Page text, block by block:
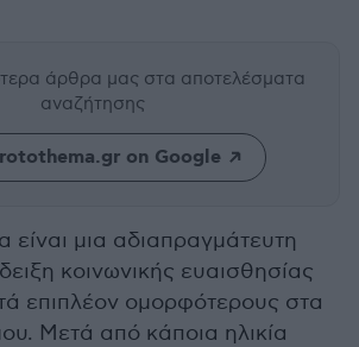
άρθρα μας στα αποτελέσματα
αναζήτησης
on Google
είναι μια αδιαπραγμάτευτη
κοινωνικής ευαισθησίας
επιπλέον ομορφότερους στα
Μετά από κάποια ηλικία